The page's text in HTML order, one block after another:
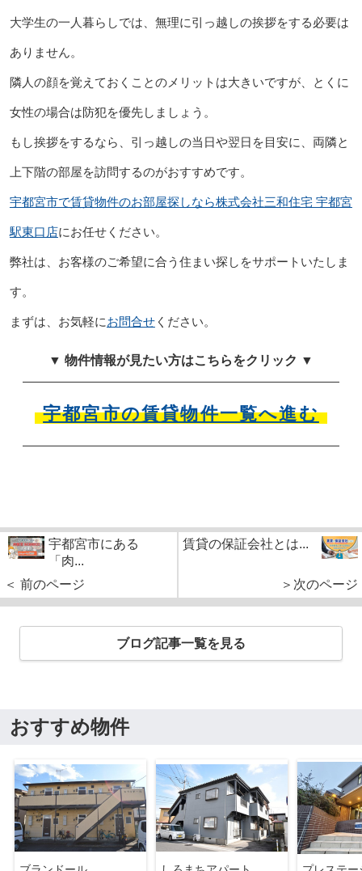
大学生の一人暮らしでは、無理に引っ越しの挨拶をする必要は
ありません。
隣人の顔を覚えておくことのメリットは大きいですが、とくに
女性の場合は防犯を優先しましょう。
もし挨拶をするなら、引っ越しの当日や翌日を目安に、両隣と
上下階の部屋を訪問するのがおすすめです。
宇都宮市で賃貸物件のお部屋探しなら株式会社三和住宅 宇都宮
駅東口店にお任せください。
弊社は、お客様のご希望に合う住まい探しをサポートいたしま
す。
まずは、お気軽にお問合せください。
▼ 物件情報が見たい方はこちらをクリック ▼
宇都宮市の賃貸物件一覧へ進む
宇都宮市にある
「肉...
＜ 前のページ
賃貸の保証会社とは...
＞次のページ
ブログ記事一覧を見る
おすすめ物件